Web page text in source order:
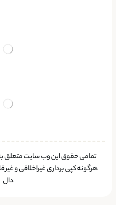
تمامی حقوق این وب سایت متعلق به
هرگونه کپی برداری غیراخلاقی و
دال